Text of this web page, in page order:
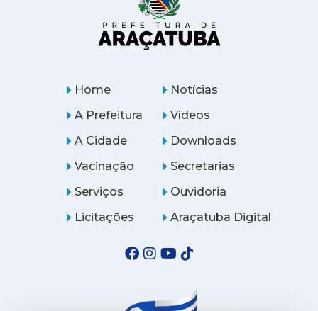
Home
A Prefeitura
A Cidade
Notícias
Vídeos
Downloads
Vacinação
Serviços
Licitações
Secretarias
Ouvidoria
Araçatuba Digital